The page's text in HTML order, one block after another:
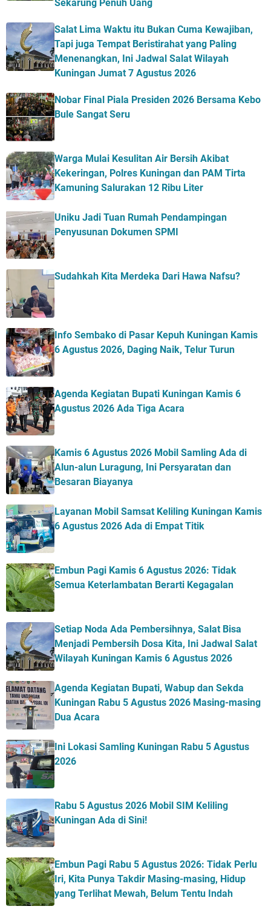
Sekarung Penuh Uang
Salat Lima Waktu itu Bukan Cuma Kewajiban,
Tapi juga Tempat Beristirahat yang Paling
Menenangkan, Ini Jadwal Salat Wilayah
Kuningan Jumat 7 Agustus 2026
Nobar Final Piala Presiden 2026 Bersama Kebo
Bule Sangat Seru
Warga Mulai Kesulitan Air Bersih Akibat
Kekeringan, Polres Kuningan dan PAM Tirta
Kamuning Salurakan 12 Ribu Liter
Uniku Jadi Tuan Rumah Pendampingan
Penyusunan Dokumen SPMI
Sudahkah Kita Merdeka Dari Hawa Nafsu?
Info Sembako di Pasar Kepuh Kuningan Kamis
6 Agustus 2026, Daging Naik, Telur Turun
Agenda Kegiatan Bupati Kuningan Kamis 6
Agustus 2026 Ada Tiga Acara
Kamis 6 Agustus 2026 Mobil Samling Ada di
Alun-alun Luragung, Ini Persyaratan dan
Besaran Biayanya
Layanan Mobil Samsat Keliling Kuningan Kamis
6 Agustus 2026 Ada di Empat Titik
Embun Pagi Kamis 6 Agustus 2026: Tidak
Semua Keterlambatan Berarti Kegagalan
Setiap Noda Ada Pembersihnya, Salat Bisa
Menjadi Pembersih Dosa Kita, Ini Jadwal Salat
Wilayah Kuningan Kamis 6 Agustus 2026
Agenda Kegiatan Bupati, Wabup dan Sekda
Kuningan Rabu 5 Agustus 2026 Masing-masing
Dua Acara
Ini Lokasi Samling Kuningan Rabu 5 Agustus
2026
Rabu 5 Agustus 2026 Mobil SIM Keliling
Kuningan Ada di Sini!
Embun Pagi Rabu 5 Agustus 2026: Tidak Perlu
Iri, Kita Punya Takdir Masing-masing, Hidup
yang Terlihat Mewah, Belum Tentu Indah